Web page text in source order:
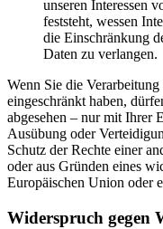
unseren Interessen
feststeht, wessen
die Einschränkung
Daten zu verlangen.
Wenn Sie die
eingeschränkt haben,
abgesehen – nur mit Ihrer
Ausübung oder
Schutz der Rechte einer
oder aus Gründen eines
Europäischen Union oder
Widerspruch gegen